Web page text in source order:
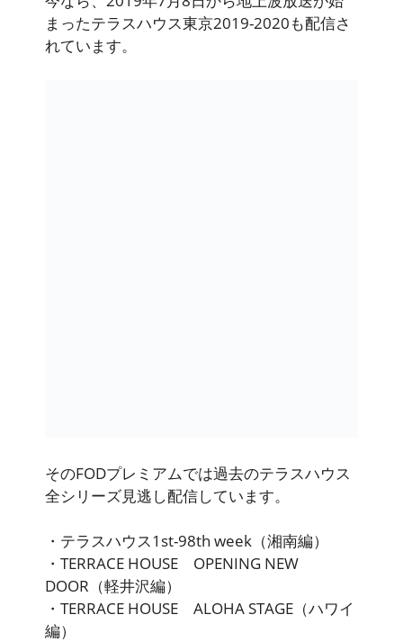
まったテラスハウス東京2019-2020も配信さ
れています。
そのFODプレミアムでは過去のテラスハウス
全シリーズ見逃し配信しています。
・テラスハウス1st-98th week（湘南編）
・TERRACE HOUSE OPENING NEW
DOOR（軽井沢編）
・TERRACE HOUSE ALOHA STAGE（ハワイ
編）